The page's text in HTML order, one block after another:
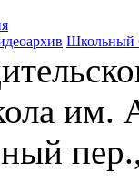
Школьный
им.